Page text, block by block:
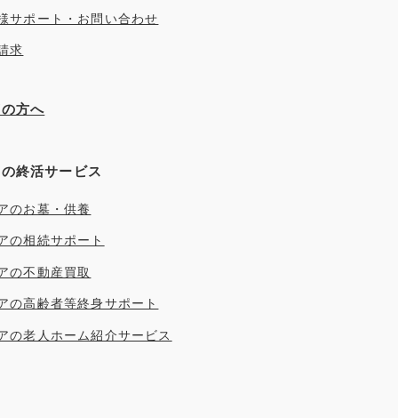
サポート・お問い合わせ
求
方へ
終活サービス
のお墓・供養
の相続サポート
の不動産買取
の高齢者等終身サポート
の老人ホーム紹介サービス